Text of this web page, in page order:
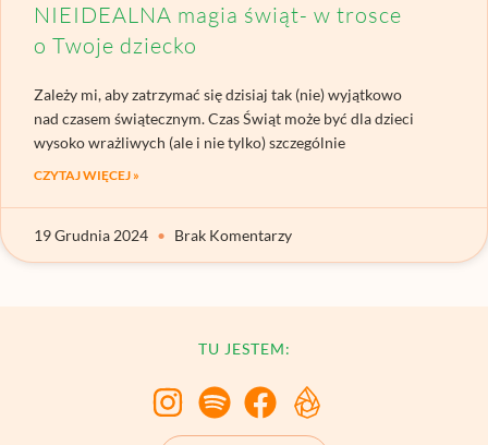
NIEIDEALNA magia świąt- w trosce
o Twoje dziecko
Zależy mi, aby zatrzymać się dzisiaj tak (nie) wyjątkowo
nad czasem świątecznym. Czas Świąt może być dla dzieci
wysoko wrażliwych (ale i nie tylko) szczególnie
CZYTAJ WIĘCEJ »
19 Grudnia 2024 Brak Komentarzy
TU JESTEM: